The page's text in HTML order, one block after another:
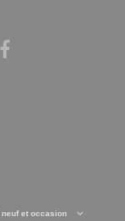
et occasion